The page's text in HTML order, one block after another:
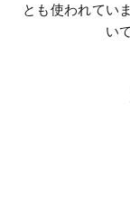
とも使われてい
い